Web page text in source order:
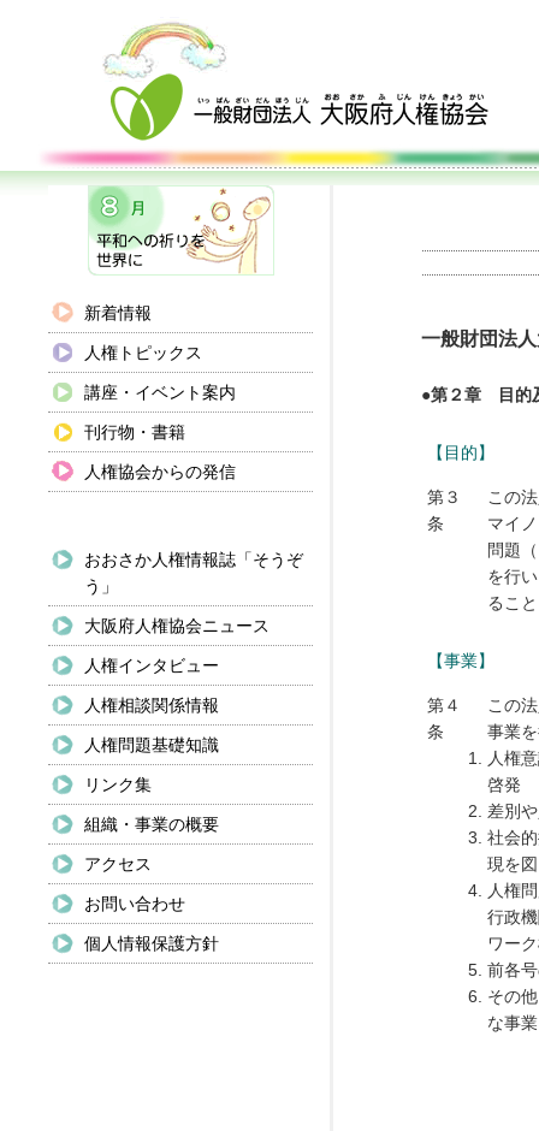
新着情報
人権トピックス
講座・イベント案内
刊行物・書籍
人権協会からの発信
おおさか人権情報誌「そうぞ
う」
大阪府人権協会ニュース
人権インタビュー
人権相談関係情報
人権問題基礎知識
リンク集
組織・事業の概要
アクセス
お問い合わせ
個人情報保護方針
一般財団法
●第２章 目的
【目的】
第３
条
この
マイ
問題
を行
るこ
【事業】
第４
条
この
事業
人権
啓発
差別
社会
現を
人権
行政
ワー
前各
その
な事業